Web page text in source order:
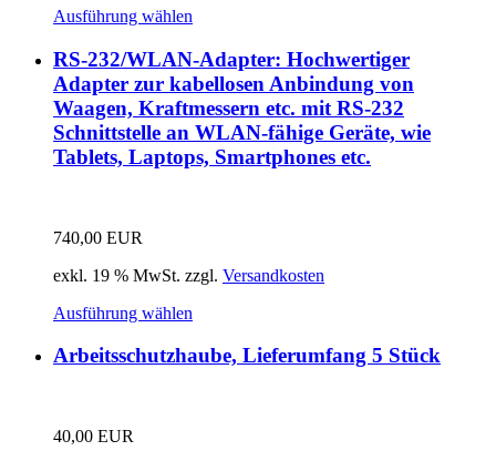
Ausführung wählen
RS-232/WLAN-Adapter: Hochwertiger
Adapter zur kabellosen Anbindung von
Waagen, Kraftmessern etc. mit RS-232
Schnittstelle an WLAN-fähige Geräte, wie
Tablets, Laptops, Smartphones etc.
740,00 EUR
exkl. 19 % MwSt. zzgl. Versandkosten
Ausführung wählen
Arbeitsschutzhaube, Lieferumfang 5 Stück
40,00 EUR